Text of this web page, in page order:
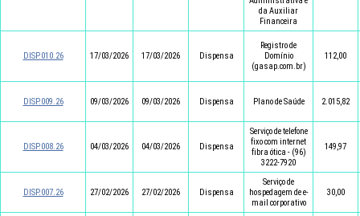
da Auxiliar
Financeira
DISP.010.26 17/03/2026 17/03/2026 Dispensa
Registro de
Domínio
(gasap.com.br)
112,00
DISP.009.26 09/03/2026 09/03/2026 Dispensa Plano de Saúde 2.015,82
DISP.008.26 04/03/2026 04/03/2026 Dispensa
Serviço de telefone
fixo com internet
fibra ótica - (96)
3222-7920
149,97
DISP.007.26 27/02/2026 27/02/2026 Dispensa
Serviço de
hospedagem de e-
mail corporativo
30,00